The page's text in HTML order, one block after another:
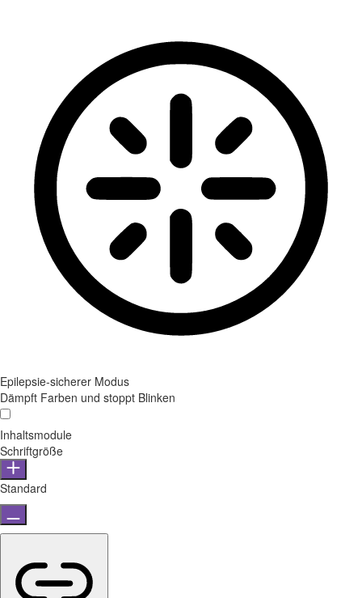
Epilepsie-sicherer Modus
Dämpft Farben und stoppt Blinken
Inhaltsmodule
Schriftgröße
Standard